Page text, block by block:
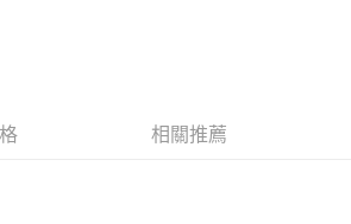
相關推薦